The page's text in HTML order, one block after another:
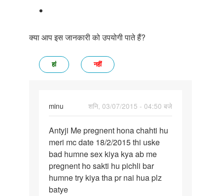
क्या आप इस जानकारी को उपयोगी पाते हैं?
हां नहीं
minu
शनि, 03/07/2015 - 04:50 बजे
Antyji
Me
pregnent
hona
Antyji Me pregnent hona chahti hu
meri mc date 18/2/2015 thi uske
bad humne sex kiya kya ab me
pregnent ho sakti hu pichli bar
humne try kiya tha pr nai hua plz
batye